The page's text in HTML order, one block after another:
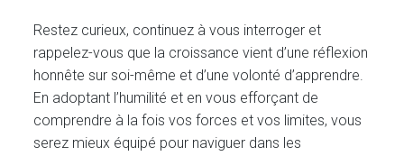
Restez curieux, continuez à vous interroger et
rappelez-vous que la croissance vient d’une réflexion
honnête sur soi-même et d’une volonté d’apprendre.
En adoptant l’humilité et en vous efforçant de
comprendre à la fois vos forces et vos limites, vous
serez mieux équipé pour naviguer dans les